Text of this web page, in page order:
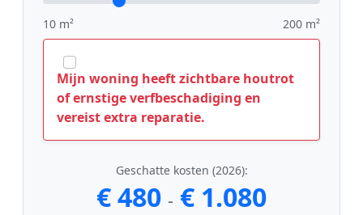
10 m² 200 m²
Mijn woning heeft zichtbare houtrot
of ernstige verfbeschadiging en
vereist extra reparatie.
Geschatte kosten (2026):
€ 480 - € 1.080